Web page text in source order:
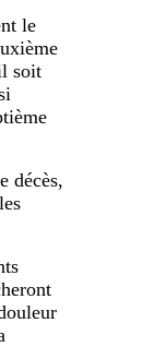
le
soit
décès,